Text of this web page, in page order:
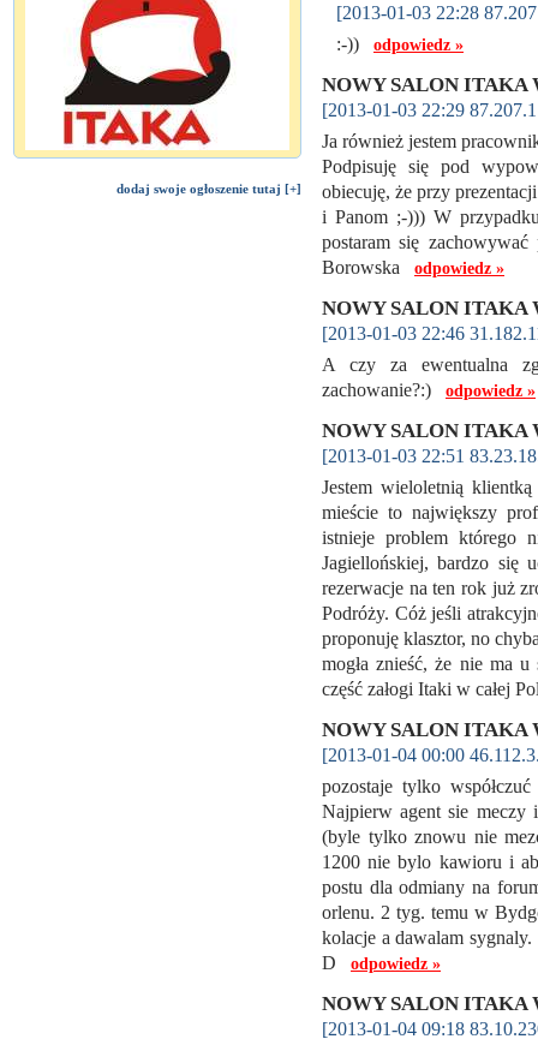
dodaj swoje ogłoszenie tutaj [+]
[2013-01-03 22:28
:-)) odpowiedz »
NOWY SALON ITAKA
[2013-01-03 22:29
Ja również jestem
Podpisuję się pod
obiecuję, że przy
i Panom ;-))) W
postaram się
Borowska odpowiedz »
NOWY SALON ITAKA
[2013-01-03 22:46
A czy za ewentualna
zachowanie?:) odpowiedz »
NOWY SALON ITAKA
[2013-01-03 22:51
Jestem wieloletnią
mieście to największy
istnieje problem którego
Jagiellońskiej, bardzo się
rezerwacje na ten rok już
Podróży. Cóż jeśli
proponuję klasztor, no
mogła znieść, że nie ma
część załogi Itaki w całej
NOWY SALON ITAKA
[2013-01-04 00:00
pozostaje tylko
Najpierw agent sie meczy
(byle tylko znowu nie
1200 nie bylo kawioru i
postu dla odmiany na
orlenu. 2 tyg. temu w
kolacje a dawalam
D odpowiedz »
NOWY SALON ITAKA
[2013-01-04 09:18